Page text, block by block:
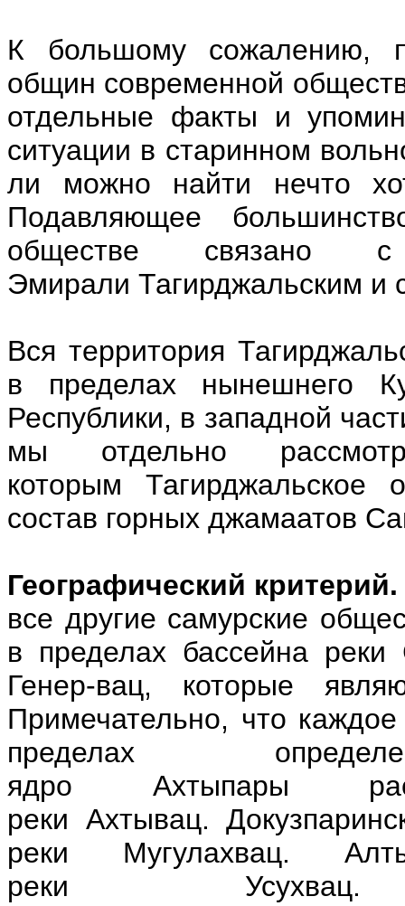
К большому сожалению,
общин современной
отдельные факты и
ситуации в старинном
ли можно найти нечто
Подавляющее
обществе связано
Эмирали Тагирджальским
Вся территория
в пределах нынешнего
Республики, в западной
мы отдельно
которым Тагирджальское
состав горных джамаатов
Географический критерий.
все другие самурские
в пределах бассейна
Генер-вац, которые
Примечательно, что
пределах
ядро Ахтыпары
реки Ахтывац.
реки Мугулахвац.
реки